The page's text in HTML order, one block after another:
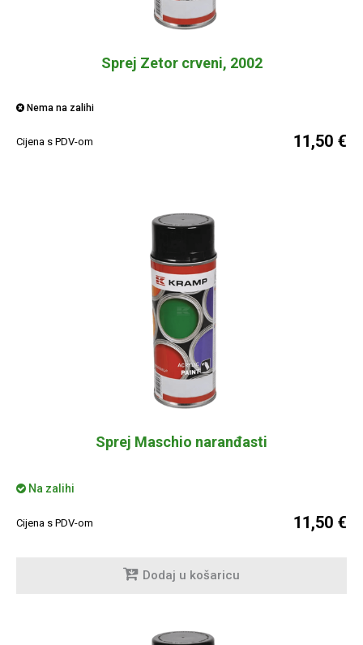
Sprej Zetor crveni, 2002
Nema na zalihi
Cijena s PDV-om 11,50 €
Sprej Maschio naranđasti
Na zalihi
Cijena s PDV-om 11,50 €
Dodaj u košaricu